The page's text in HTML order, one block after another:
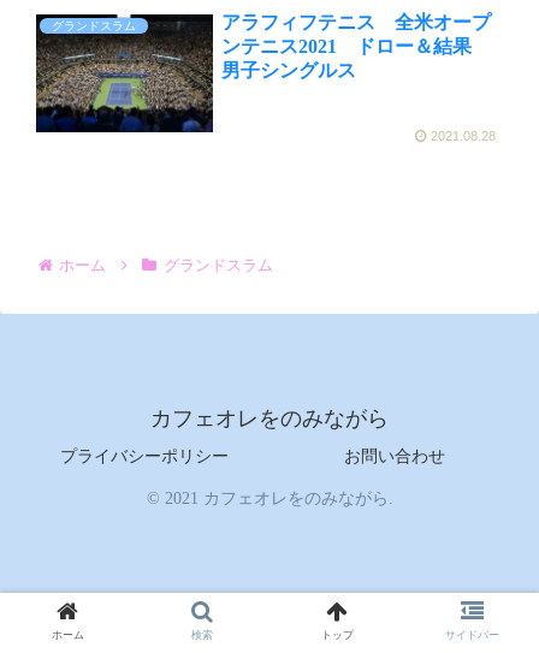
グランドスラム
アラフィフテニス 全米オープ
ンテニス2021 ドロー＆結果
男子シングルス
2021.08.28
ホーム グランドスラム
カフェオレをのみながら
プライバシーポリシー お問い合わせ
© 2021 カフェオレをのみながら.
ホーム 検索 トップ サイドバー